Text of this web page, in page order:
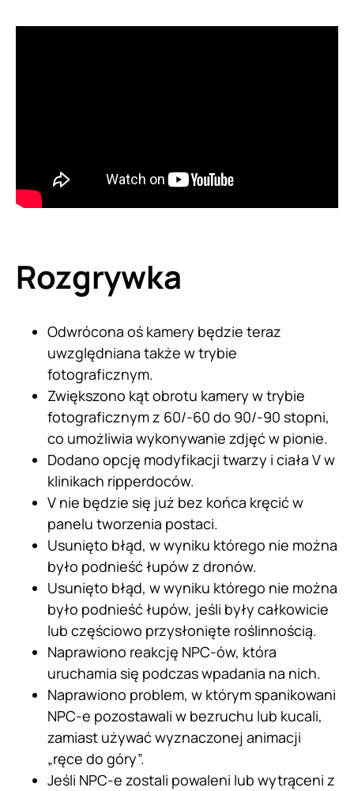
Rozgrywka
Odwrócona oś kamery będzie teraz
uwzględniana także w trybie
fotograficznym.
Zwiększono kąt obrotu kamery w trybie
fotograficznym z 60/-60 do 90/-90 stopni,
co umożliwia wykonywanie zdjęć w pionie.
Dodano opcję modyfikacji twarzy i ciała V w
klinikach ripperdoców.
V nie będzie się już bez końca kręcić w
panelu tworzenia postaci.
Usunięto błąd, w wyniku którego nie można
było podnieść łupów z dronów.
Usunięto błąd, w wyniku którego nie można
było podnieść łupów, jeśli były całkowicie
lub częściowo przysłonięte roślinnością.
Naprawiono reakcję NPC-ów, która
uruchamia się podczas wpadania na nich.
Naprawiono problem, w którym spanikowani
NPC-e pozostawali w bezruchu lub kucali,
zamiast używać wyznaczonej animacji
„ręce do góry”.
Jeśli NPC-e zostali powaleni lub wytrąceni z